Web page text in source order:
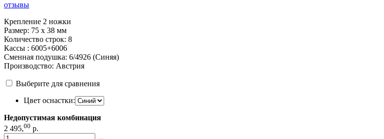
отзывы
Крепление 2 ножки
Размер: 75 x 38 мм
Количество строк: 8
Кассы : 6005+6006
Сменная подушка: 6/4926 (Синяя)
Производство: Австрия
Выберите для сравнения
Цвет оснастки:
Недопустимая комбинация
2 495,00 р.